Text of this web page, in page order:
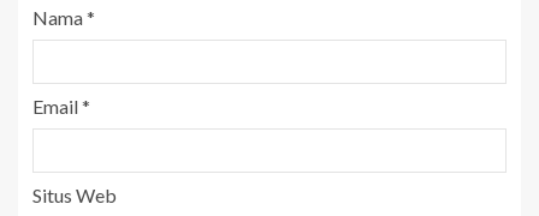
Nama*
Email*
Situs Web